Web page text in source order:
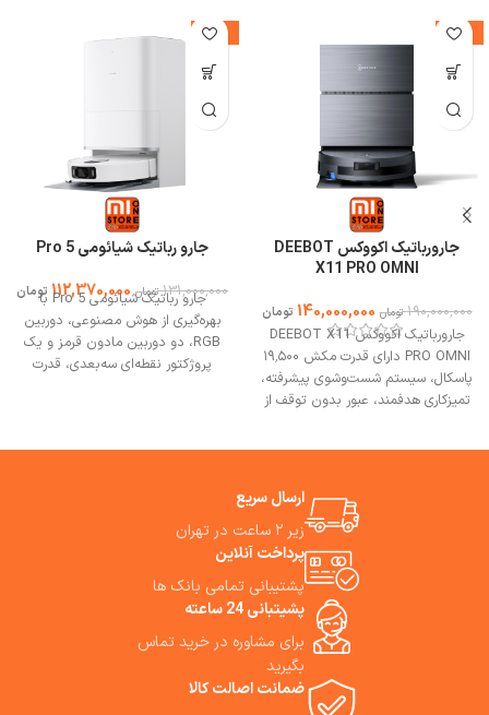
-26%
جارورباتیک اکووکس DEEBOT
X11 PRO OMNI
190,000,000 تومان 140,000,000 تومان
جارورباتیک اکووکس DEEBOT X11
PRO OMNI دارای قدرت مکش ۱۹٬۵۰۰
پاسکال، سیستم شست‌وشوی پیشرفته،
تمیزکاری هدفمند، عبور بدون توقف از
-14%
جارو رباتیک شیائومی 5 Pro
131,000,000 تومان 112,370,000 تومان
جارو رباتیک شیائومی 5 Pro با
بهره‌گیری از هوش مصنوعی، دوربین
RGB، دو دوربین مادون قرمز و یک
پروژکتور نقطه‌ای سه‌بعدی، قدرت
فروشگاه می وان استور.
ارسال سریع
زیر ۲ ساعت در تهران
پرداخت آنلاین
پشتیبانی تمامی بانک ها
پشیتبانی 24 ساعته
برای مشاوره در خرید تماس
بگیرید
ضمانت اصالت کالا